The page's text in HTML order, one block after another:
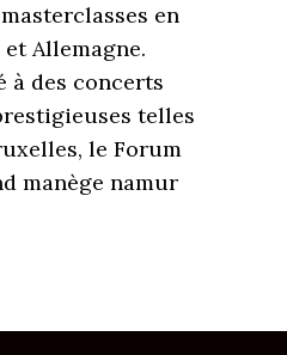
en
Allemagne.
à des concerts
telles
le Forum
manège namur